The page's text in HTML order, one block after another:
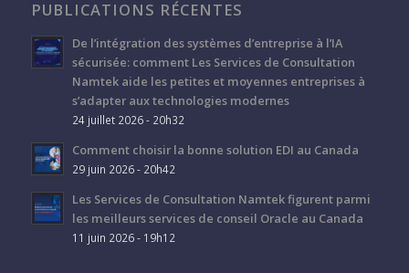
PUBLICATIONS RÉCENTES
De l’intégration des systèmes d’entreprise à l’IA
sécurisée: comment Les Services de Consultation
Namtek aide les petites et moyennes entreprises à
s’adapter aux technologies modernes
24 juillet 2026 - 20h32
Comment choisir la bonne solution EDI au Canada
29 juin 2026 - 20h42
Les Services de Consultation Namtek figurent parmi
les meilleurs services de conseil Oracle au Canada
11 juin 2026 - 19h12